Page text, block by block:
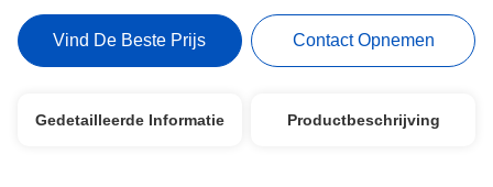
Vind De Beste Prijs Contact Opnemen
Gedetailleerde Informatie Productbeschrijving